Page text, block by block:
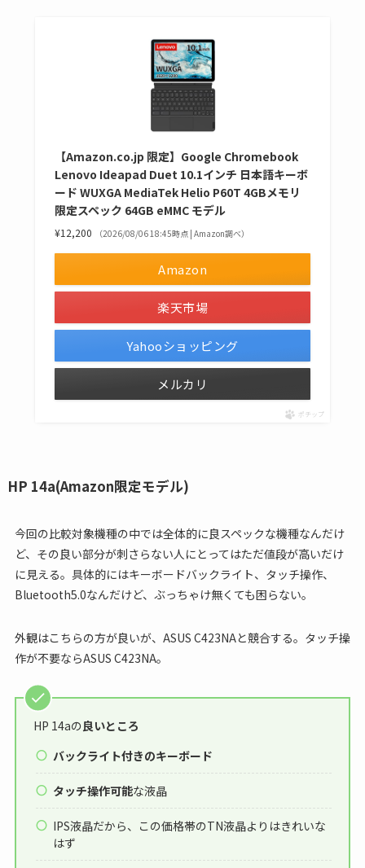
【Amazon.co.jp 限定】Google Chromebook
Lenovo Ideapad Duet 10.1インチ 日本語キーボ
ード WUXGA MediaTek Helio P60T 4GBメモリ
限定スペック 64GB eMMC モデル
¥12,200 （2026/08/06 18:45時点 | Amazon調べ）
Amazon
楽天市場
Yahooショッピング
メルカリ
ポチップ
HP 14a(Amazon限定モデル)
今回の比較対象機種の中では全体的に良スペックな機種なんだけ
ど、その良い部分が刺さらない人にとってはただ値段が高いだけ
に見える。具体的にはキーボードバックライト、タッチ操作、
Bluetooth5.0なんだけど、ぶっちゃけ無くても困らない。
外観はこちらの方が良いが、ASUS C423NAと競合する。タッチ操
作が不要ならASUS C423NA。
HP 14aの良いところ
バックライト付きのキーボード
タッチ操作可能な液晶
IPS液晶だから、この価格帯のTN液晶よりはきれいな
はず